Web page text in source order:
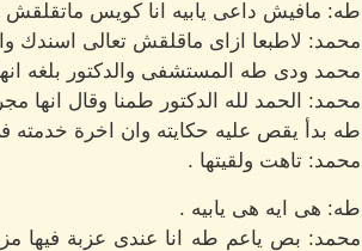
طه: مافيش داعى يابيه انا كويس ماتقلقش
محمد: لاطبعا ازاى ماقلقش تعالى
محمد ودى طه المستشفى والدكتور بلغه
محمد: الحمد لله الدكتور طمنا وقال
طه بدأ يقص عليه حكايته وان اخرة
محمد: تاهت ولقيتها .
طه: هى ايه هى يابيه .
محمد: بص ياعم طه انا عندى عزبة فيها